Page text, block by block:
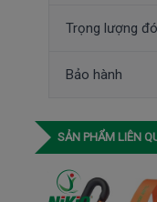
Trọng lượng
Bảo hành
SẢN PHẨM LIÊN